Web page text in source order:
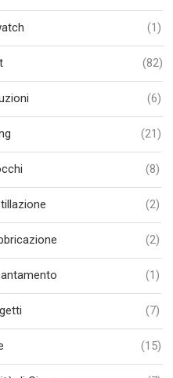
(1)
(82)
(6)
(21)
(8)
(2)
(2)
(1)
(7)
(15)